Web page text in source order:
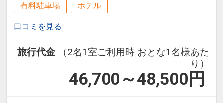
有料駐車場 ホテル
口コミを見る
旅行代金
（2名1室ご利用時 おとな1名様あた
り）
46,700～48,500 円